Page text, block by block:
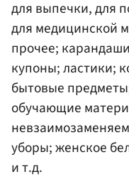
для выпечки, для
для медицинской
прочее;
купоны; ластики;
бытовые
обучающие
уборы; женское
и т.д.